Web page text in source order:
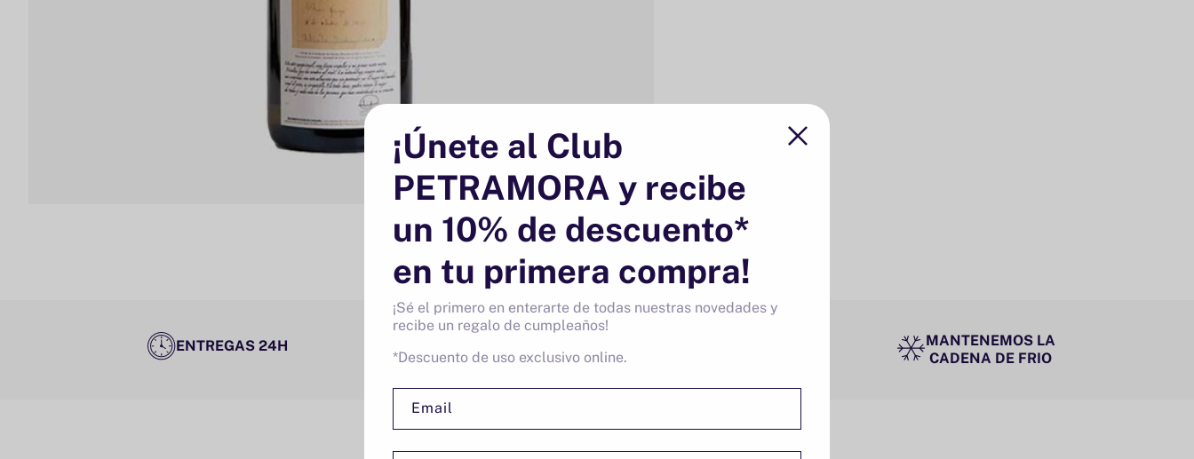
ENTREGAS 24H
(sábados +3,50€)
MANTENEMOS LA
CADENA DE FRIO
¡Únete al Club
PETRAMORA y recibe
un 10% de descuento*
en tu primera compra!
¡Sé el primero en enterarte de todas nuestras novedades y
recibe un regalo de cumpleaños!
*Descuento de uso exclusivo online.
Email